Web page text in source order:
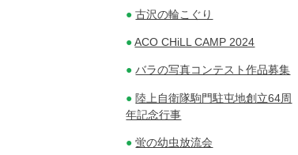
古沢の輪こぐり
ACO CHiLL CAMP 2024
バラの写真コンテスト作品募集
陸上自衛隊駒門駐屯地創立64周
年記念行事
蛍の幼虫放流会